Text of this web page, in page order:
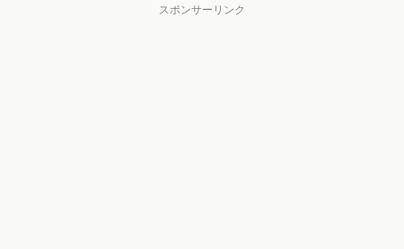
スポンサーリンク